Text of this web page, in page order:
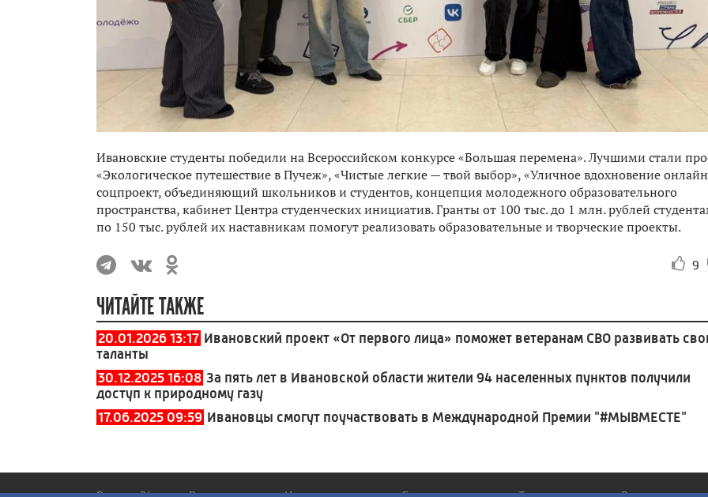
Ивановские студенты победили на Всероссийском конкурсе «Большая перемена». Лучшими стали
«Экологическое путешествие в Пучеж», «Чистые легкие — твой выбор», «Уличное вдохновение
соцпроект, объединяющий школьников и студентов, концепция молодежного образовательного
пространства, кабинет Центра студенческих инициатив. Гранты от 100 тыс. до 1 млн. рублей
по 150 тыс. рублей их наставникам помогут реализовать образовательные и творческие проекты.
9
ЧИТАЙТЕ ТАКЖЕ
20.01.2026 13:17 Ивановский проект «От первого лица» поможет ветеранам СВО развивать
таланты
30.12.2025 16:08 За пять лет в Ивановской области жители 94 населенных пунктов получили
доступ к природному газу
17.06.2025 09:59 Ивановцы смогут поучаствовать в Международной Премии "#МЫВМЕСТЕ"